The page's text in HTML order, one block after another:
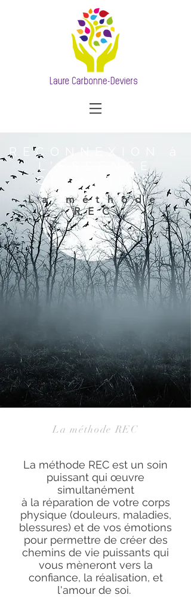
RECONNEXION à
L'ESSENCE
CREATRICE
La méthode
REC
La méthode REC
La méthode REC est un soin
puissant qui œuvre
simultanément
à la réparation de votre corps
physique (douleurs, maladies,
blessures) et de vos émotions
pour permettre de créer des
chemins de vie puissants qui
vous mèneront vers la
confiance, la réalisation, et
l'amour de soi.